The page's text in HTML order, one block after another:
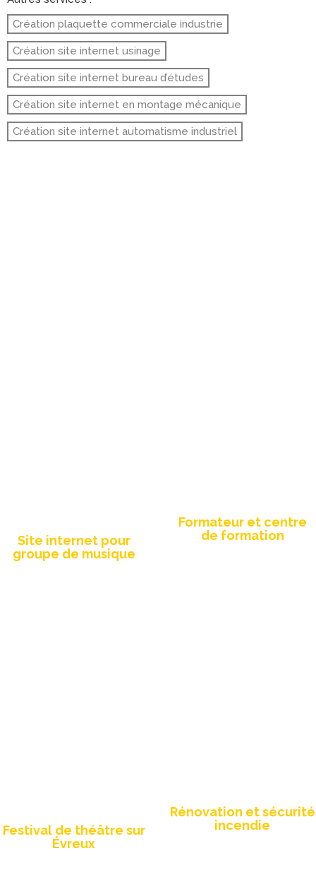
Création plaquette commerciale industrie
Création site internet usinage
Création site internet bureau d’études
Création site internet en montage mécanique
Création site internet automatisme industriel
Site internet pour
groupe de musique
Formateur et centre
de formation
Festival de théâtre sur
Évreux
Rénovation et sécurité
incendie